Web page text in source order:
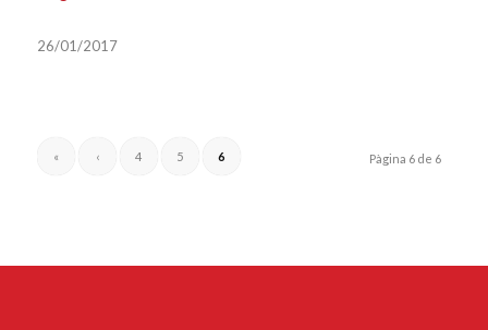
26/01/2017
Pàgina 6 de 6
« ‹ 4 5 6